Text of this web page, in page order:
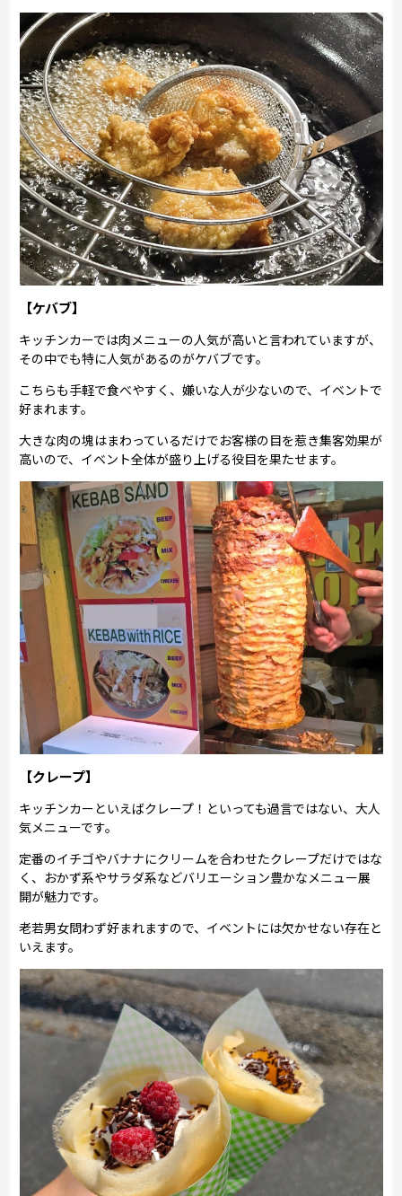
【ケバブ】
キッチンカーでは肉メニューの人気が高いと言われていますが、
その中でも特に人気があるのがケバブです。
こちらも手軽で食べやすく、嫌いな人が少ないので、イベントで
好まれます。
大きな肉の塊はまわっているだけでお客様の目を惹き集客効果が
高いので、イベント全体が盛り上げる役目を果たせます。
【クレープ】
キッチンカーといえばクレープ！といっても過言ではない、大人
気メニューです。
定番のイチゴやバナナにクリームを合わせたクレープだけではな
く、おかず系やサラダ系などバリエーション豊かなメニュー展
開が魅力です。
老若男女問わず好まれますので、イベントには欠かせない存在と
いえます。